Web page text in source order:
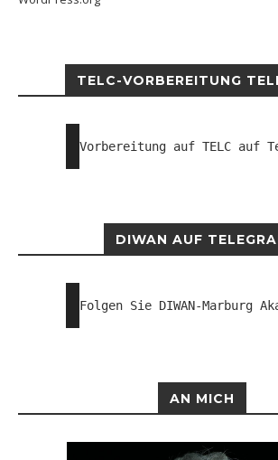
TELC-VORBEREITUNG
Vorbereitung auf TELC auf
DIWAN AUF
Folgen Sie DIWAN-Marburg
AN MICH